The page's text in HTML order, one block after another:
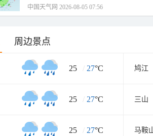
中国天气网 2026-08-05 07:56
周边景点
25 / 27°C 鸠江
25 / 27°C 三山
25 / 27°C 马鞍